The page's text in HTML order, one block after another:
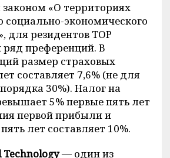
«О территориях
экономического
для резидентов ТОР
преференций. В
размер страховых
составляет 7,6% (не для
30%). Налог на
5% первые пять лет
первой прибыли и
лет составляет 10%.
Technology— один из